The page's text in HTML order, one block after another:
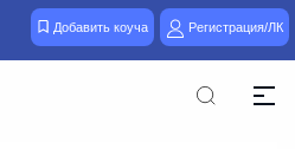
Добавить коуча Регистрация/ЛК